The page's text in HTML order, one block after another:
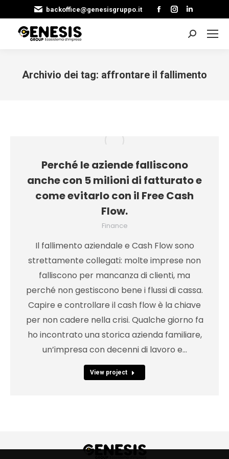
backoffice@genesisgruppo.it
Facebook
page
window
Instagram
page
opens
window
page
opens
window
Cerca:
Archivio dei tag: affrontare il fallimento
Perché le aziende falliscono
anche con 5 milioni di fatturato e
come evitarlo con il Free Cash
Flow.
Finance
Il fallimento aziendale e Cash Flow sono
strettamente collegati: molte imprese non
falliscono per mancanza di clienti, ma
perché non gestiscono bene i flussi di cassa.
Capire e controllare il cash flow è la chiave
per non cadere nella crisi. Qualche giorno fa
ho incontrato una storica azienda familiare,
un’impresa con decenni di lavoro e…
View project